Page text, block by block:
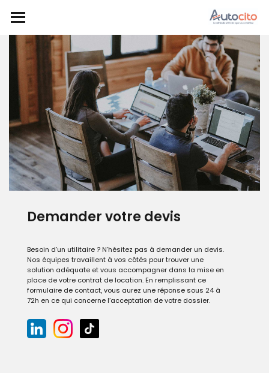
Demander votre devis
Besoin d’un utilitaire ? N’hésitez pas à demander un devis.
Nos équipes travaillent à vos côtés pour trouver une
solution adéquate et vous accompagner dans la mise en
place de votre contrat de location. En remplissant ce
formulaire de contact, vous aurez une réponse sous 24 à
72h en ce qui concerne l’acceptation de votre dossier.